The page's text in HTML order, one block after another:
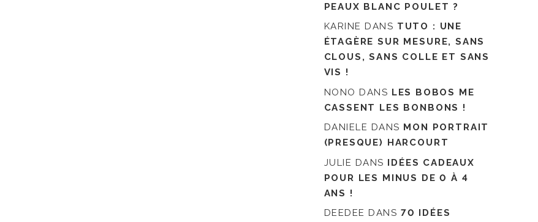
PEAUX BLANC POULET ?
KARINE DANS TUTO : UNE
ÉTAGÈRE SUR MESURE, SANS
CLOUS, SANS COLLE ET SANS
VIS !
NONO DANS LES BOBOS ME
CASSENT LES BONBONS !
DANIELE DANS MON PORTRAIT
(PRESQUE) HARCOURT
JULIE DANS IDÉES CADEAUX
POUR LES MINUS DE 0 À 4
ANS !
DEEDEE DANS 70 IDÉES